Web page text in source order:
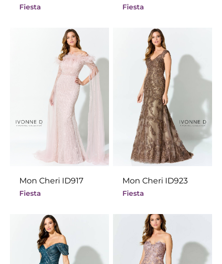
Fiesta Fiesta
Mon Cheri ID917
Fiesta
Mon Cheri ID923
Fiesta